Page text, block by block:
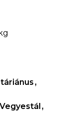
Vegyestál